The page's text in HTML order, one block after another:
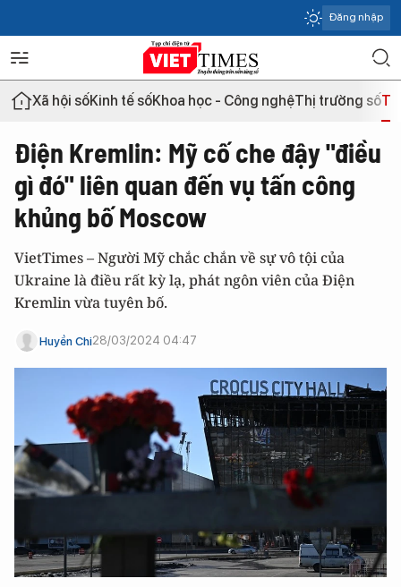
Đăng nhập
Xã hội sốKinh tế sốKhoa học - Công nghệThị trường số
Điện Kremlin: Mỹ cố che đậy "điều
gì đó" liên quan đến vụ tấn công
khủng bố Moscow
VietTimes – Người Mỹ chắc chắn về sự vô tội của
Ukraine là điều rất kỳ lạ, phát ngôn viên của Điện
Kremlin vừa tuyên bố.
Huyền Chi28/03/2024 04:47